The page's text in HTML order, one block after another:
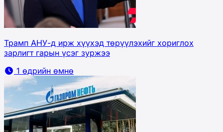
Трамп АНУ-д ирж хүүхэд төрүүлэхийг хориглох
зарлигт гарын үсэг зуржээ
1 өдрийн өмнө